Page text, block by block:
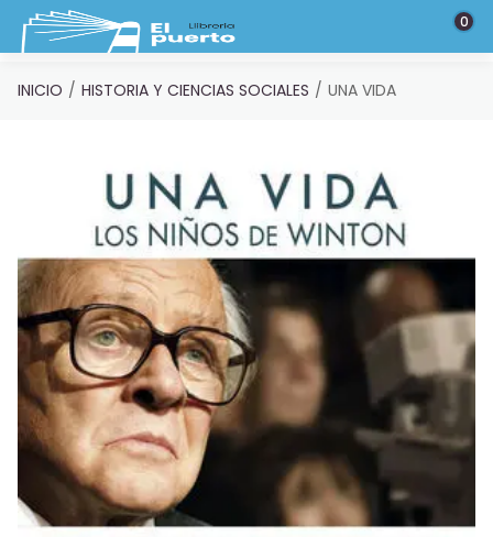
Saltar al contenido principal 0
INICIO HISTORIA Y CIENCIAS SOCIALES UNA VIDA